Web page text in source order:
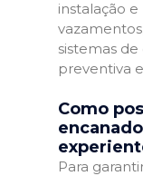
instalação
sistemas
preventiva
Como
Para